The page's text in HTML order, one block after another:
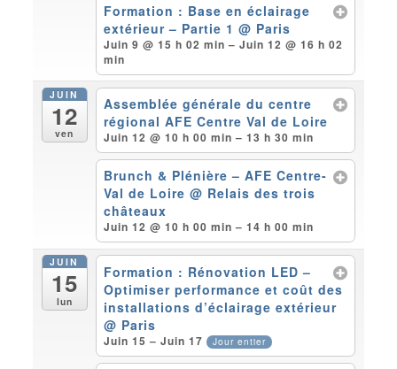
Formation : Base en éclairage
extérieur – Partie 1@ Paris
Juin 9 @ 15 h 02 min – Juin 12 @ 16 h 02
min
JUIN
12
ven
Assemblée générale du centre
régional AFE Centre Val de Loire
Juin 12 @ 10 h 00 min – 13 h 30 min
Brunch & Plénière – AFE Centre-
Val de Loire@ Relais des trois
châteaux
Juin 12 @ 10 h 00 min – 14 h 00 min
JUIN
15
lun
Formation : Rénovation LED –
Optimiser performance et coût des
installations d’éclairage extérieur
@ Paris
Juin 15 – Juin 17 Jour entier